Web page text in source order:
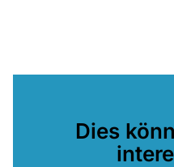
Dies